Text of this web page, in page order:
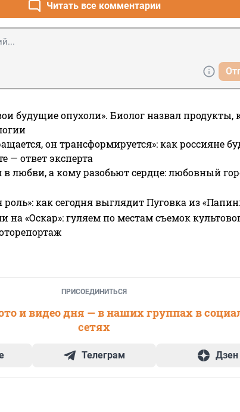
Читать все комментарии
будущие опухоли». Биолог назвал продукты,
он трансформируется»: как россияне
— ответ эксперта
любви, а кому разобьют сердце: любовный
как сегодня выглядит Пуговка из
на «Оскар»: гуляем по местам съемок
ПРИСОЕДИНИТЬСЯ
и видео дня — в наших группах в
сетях
Телеграм Дзен